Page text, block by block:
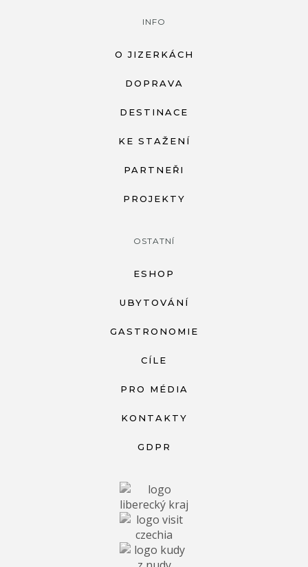
INFO
O JIZERKÁCH
DOPRAVA
DESTINACE
KE STAŽENÍ
PARTNEŘI
PROJEKTY
OSTATNÍ
ESHOP
UBYTOVÁNÍ
GASTRONOMIE
CÍLE
PRO MÉDIA
KONTAKTY
GDPR